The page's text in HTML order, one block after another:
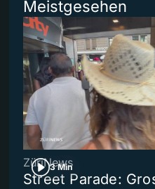
Meistgesehen
3 Min
ZüriNews
Street Parade: